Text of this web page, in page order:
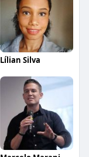
Lílian Silva